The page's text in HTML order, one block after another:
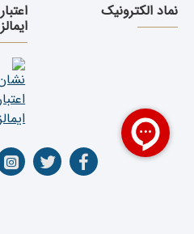
نماد الکترونیک
اعتبار
ایمالز